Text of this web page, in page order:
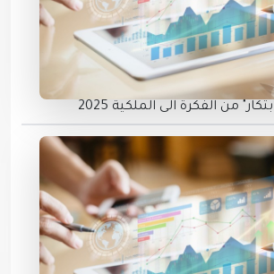
من الفكرة الى الملكية 2025